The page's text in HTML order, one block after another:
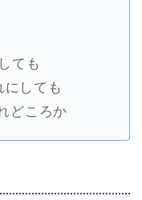
ても
しても
どころか